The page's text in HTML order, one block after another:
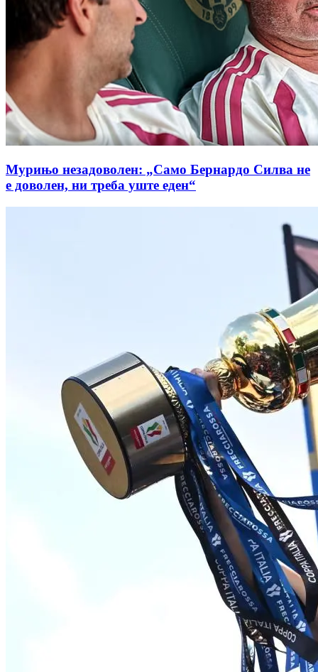
Мурињо незадоволен: „Само Бернардо Силва не
е доволен, ни треба уште еден“